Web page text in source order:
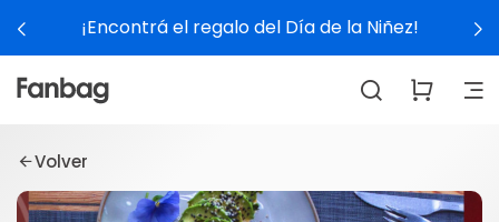
¡Encontrá el regalo del Día de la Niñez!
Volver